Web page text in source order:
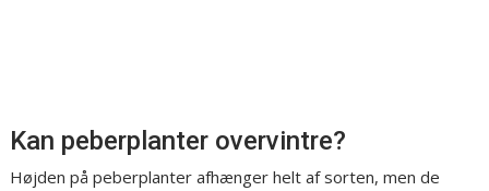
Kan peberplanter overvintre?
Højden på peberplanter afhænger helt af sorten, men de